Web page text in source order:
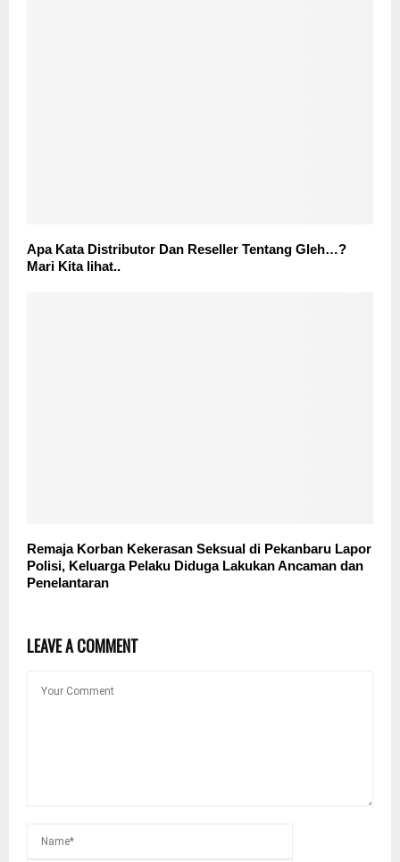
Apa Kata Distributor Dan Reseller Tentang Gleh…?
Mari Kita lihat..
Remaja Korban Kekerasan Seksual di Pekanbaru Lapor
Polisi, Keluarga Pelaku Diduga Lakukan Ancaman dan
Penelantaran
LEAVE A COMMENT